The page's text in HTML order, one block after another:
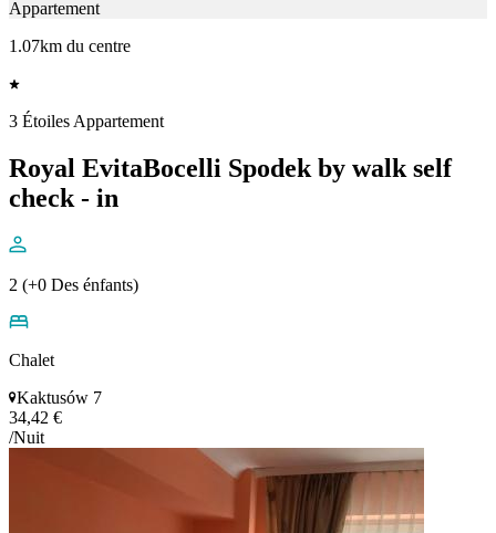
Appartement
1.07km du centre
3 Étoiles Appartement
Royal EvitaBocelli Spodek by walk self
check - in
2 (+0 Des énfants)
Chalet
Kaktusów 7
34,42 €
/Nuit